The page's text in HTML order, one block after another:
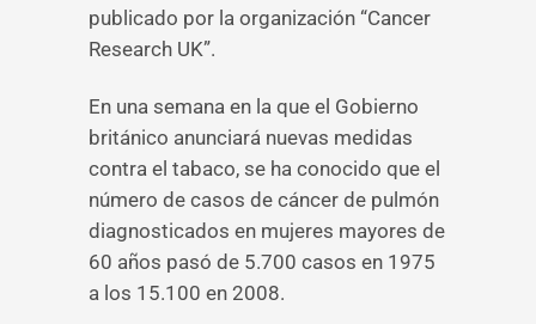
publicado por la organización “Cancer
Research UK”.
En una semana en la que el Gobierno
británico anunciará nuevas medidas
contra el tabaco, se ha conocido que el
número de casos de cáncer de pulmón
diagnosticados en mujeres mayores de
60 años pasó de 5.700 casos en 1975
a los 15.100 en 2008.